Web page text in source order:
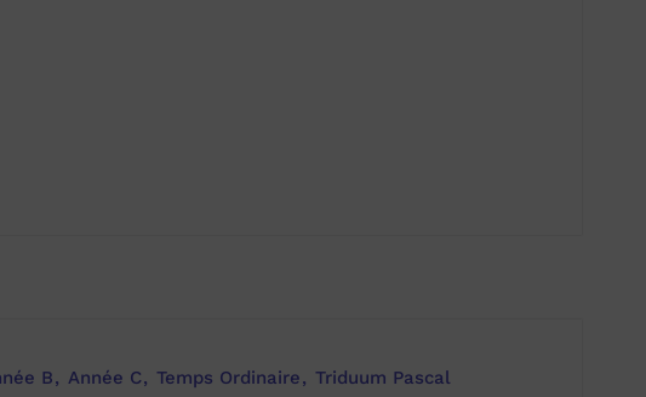
B Année C Temps Ordinaire Triduum Pascal